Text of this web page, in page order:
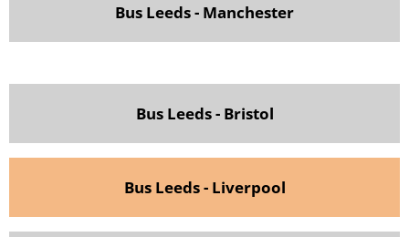
Bus Leeds - Manchester
Bus Leeds - Bristol
Bus Leeds - Liverpool